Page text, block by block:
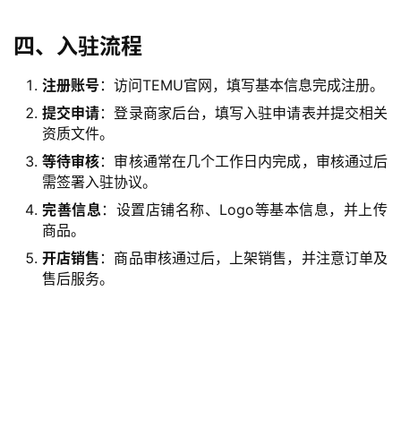
四、入驻流程
注册账号 ：访问TEMU官网，填写基本信息完成注册。
提交申请：登录商家后台，填写入驻申请表并提交相关
资质文件。
等待审核：审核通常在几个工作日内完成，审核通过后
需签署入驻协议。
完善信息 ：设置店铺名称、Logo等基本信息，并上传
商品。
开店销售 ：商品审核通过后，上架销售，并注意订单及
售后服务。